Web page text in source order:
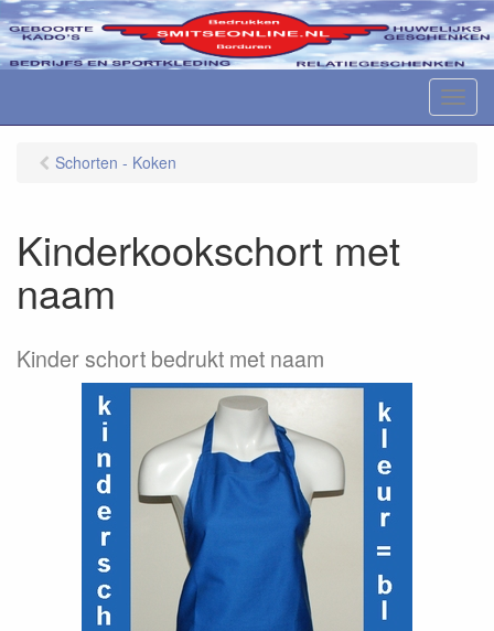
M
e
Schorten - Koken
Kinderkookschort met
naam
Kinder schort bedrukt met naam